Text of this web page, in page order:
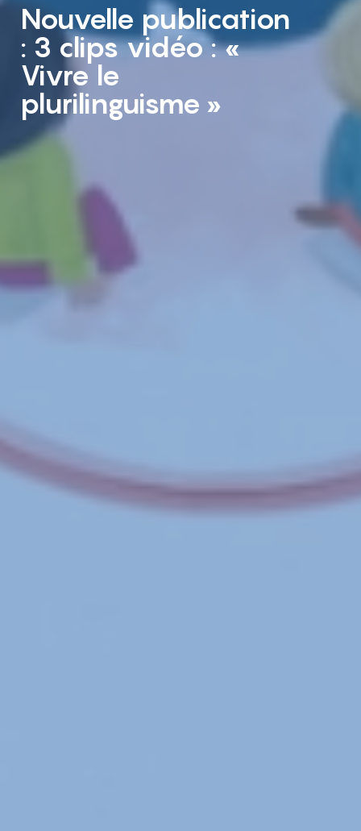
Nouvelle publication
: 3 clips vidéo : «
Vivre le
plurilinguisme »